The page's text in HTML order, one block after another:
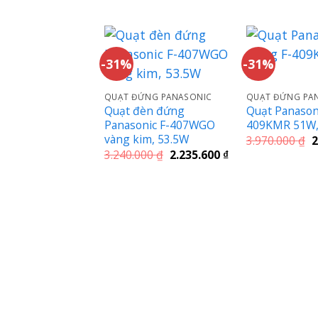
1.904.400 ₫.
-31%
QUẠT ĐỨNG PANASONIC
Quạt đèn đứng
Panasonic F-407WGO
vàng kim, 53.5W
3.240.000₫ Giá
2.235.600 ₫Giá
-31%
QUẠT ĐỨNG
Quạt
409KMR
3.970.000₫